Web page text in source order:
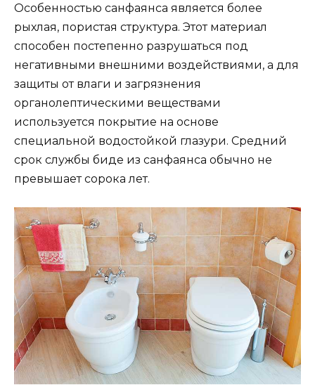
Особенностью санфаянса является более
рыхлая, пористая структура. Этот материал
способен постепенно разрушаться под
негативными внешними воздействиями, а для
защиты от влаги и загрязнения
органолептическими веществами
используется покрытие на основе
специальной водостойкой глазури. Средний
срок службы биде из санфаянса обычно не
превышает сорока лет.